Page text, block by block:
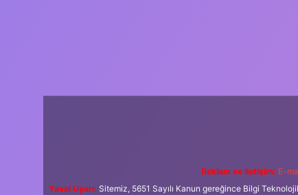
Reklam ve İletişim: E-
Yasal Uyarı: Sitemiz, 5651 Sayılı Kanun gereğince Bilgi